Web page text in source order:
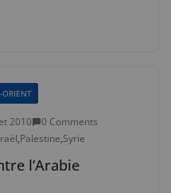
ORIENT
2010
0 Comments
,Palestine,Syrie
l’Arabie